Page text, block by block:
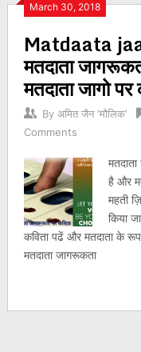
March 30, 2018
Matdaata
मतदाता
मतदाता जागो
By अमित जैन 'मौलिक'
Comments
है और
महती
किया
कविता पढें और मतदाता के
मतदाता जागरूकता
Posts
navigation